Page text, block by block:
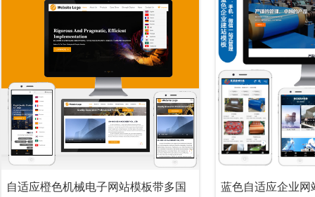
自适应橙色机械电子网站模板带多国
蓝色自适应企业网